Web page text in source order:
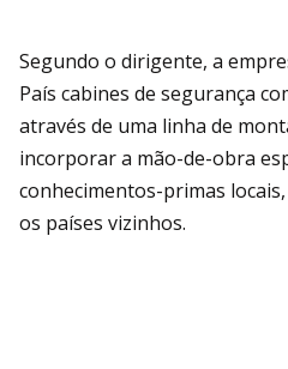
Segundo o dirigente, a
País cabines de segurança
através de uma linha de
incorporar a mão-de-obra
conhecimentos-primas
os países vizinhos.